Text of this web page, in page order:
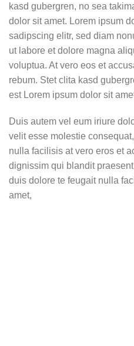
kasd gubergren, no sea
dolor sit amet. Lorem ipsum
sadipscing elitr, sed diam
ut labore et dolore magna
voluptua. At vero eos et
rebum. Stet clita kasd
est Lorem ipsum dolor sit
Duis autem vel eum iriure
velit esse molestie
nulla facilisis at vero eros et
dignissim qui blandit
duis dolore te feugait nulla
amet,